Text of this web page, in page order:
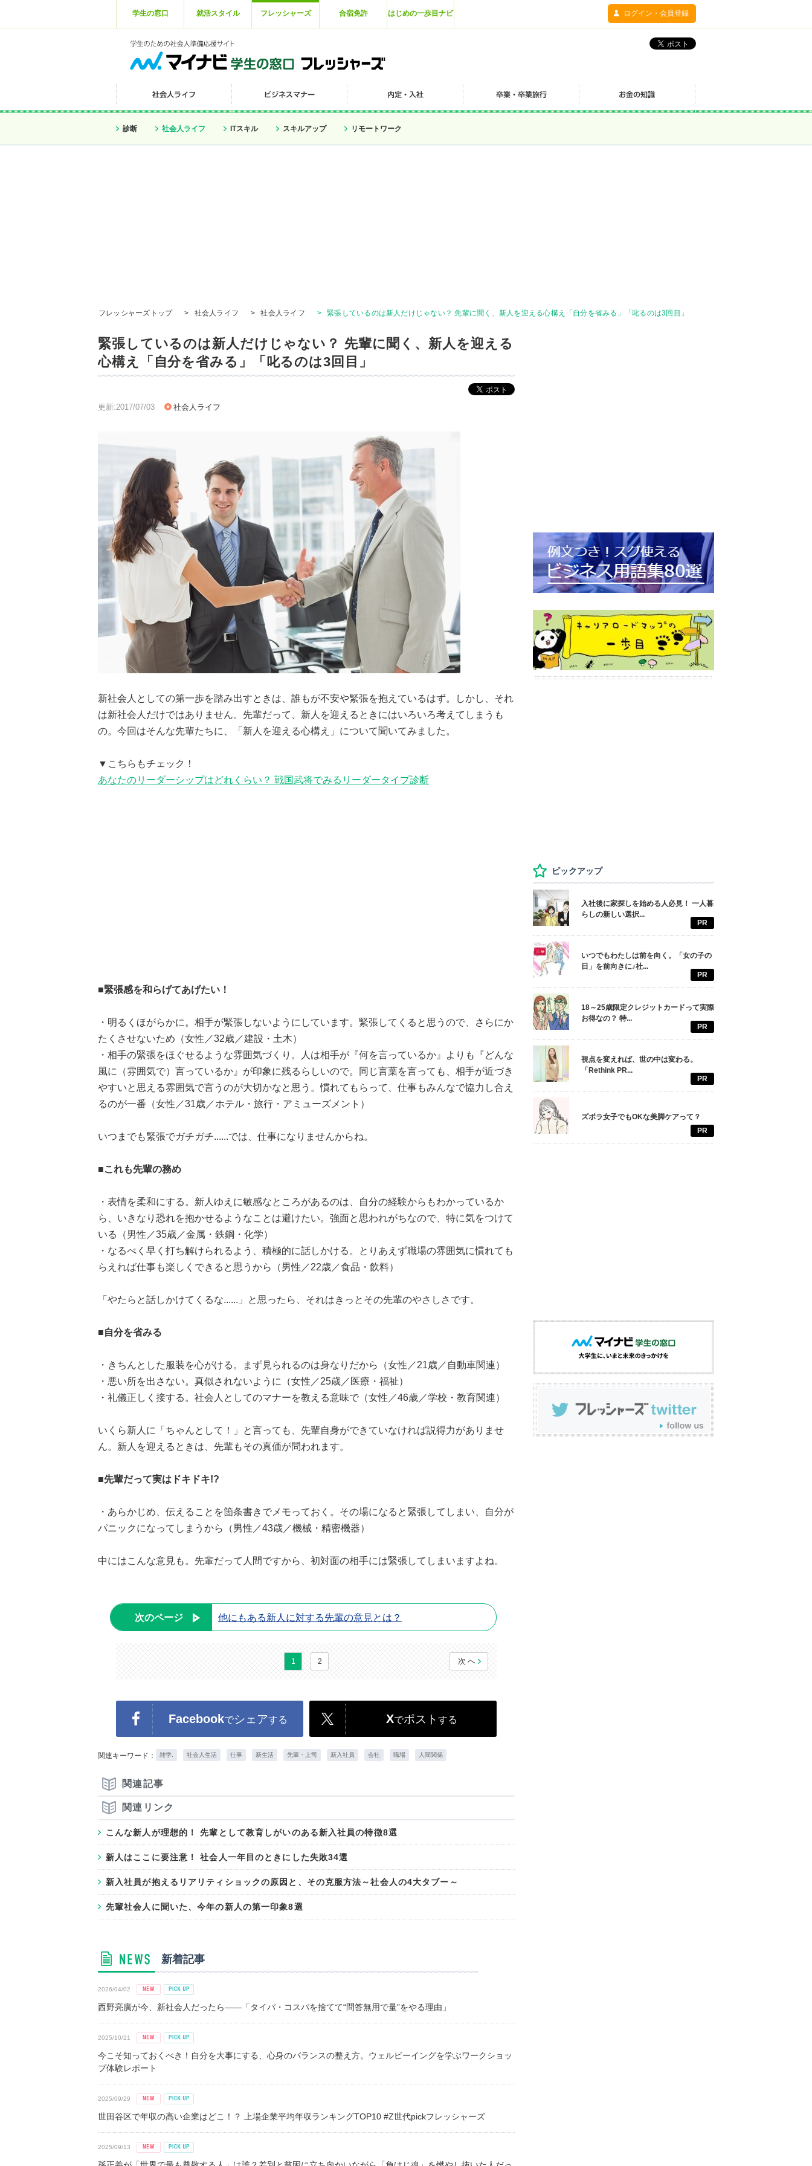
学生の窓口 就活スタイル フレッシャーズ 合宿免許 はじめの一歩目ナビ ログイン・会員登録
診断 社会人ライフ ITスキル スキルアップ リモートワーク
フレッシャーズトップ > 社会人ライフ > 社会人ライフ > 緊張しているのは新人だけじゃない？ 先輩に聞く、新人を迎える心構え「自分を省みる」「叱るのは3回目」
緊張しているのは新人だけじゃない？ 先輩に聞く、新人を迎える
心構え「自分を省みる」「叱るのは3回目」
更新:2017/07/03 社会人ライフ
新社会人としての第一歩を踏み出すときは、誰もが不安や緊張を抱えているはず。しかし、それ
は新社会人だけではありません。先輩だって、新人を迎えるときにはいろいろ考えてしまうも
の。今回はそんな先輩たちに、「新人を迎える心構え」について聞いてみました。
▼こちらもチェック！
あなたのリーダーシップはどれくらい？ 戦国武将でみるリーダータイプ診断
■緊張感を和らげてあげたい！
・明るくほがらかに。相手が緊張しないようにしています。緊張してくると思うので、さらにか
たくさせないため（女性／32歳／建設・土木）
・相手の緊張をほぐせるような雰囲気づくり。人は相手が『何を言っているか』よりも『どんな
風に（雰囲気で）言っているか』が印象に残るらしいので。同じ言葉を言っても、相手が近づき
やすいと思える雰囲気で言うのが大切かなと思う。慣れてもらって、仕事もみんなで協力し合え
るのが一番（女性／31歳／ホテル・旅行・アミューズメント）
いつまでも緊張でガチガチ......では、仕事になりませんからね。
■これも先輩の務め
・表情を柔和にする。新人ゆえに敏感なところがあるのは、自分の経験からもわかっているか
ら、いきなり恐れを抱かせるようなことは避けたい。強面と思われがちなので、特に気をつけて
いる（男性／35歳／金属・鉄鋼・化学）
・なるべく早く打ち解けられるよう、積極的に話しかける。とりあえず職場の雰囲気に慣れても
らえれば仕事も楽しくできると思うから（男性／22歳／食品・飲料）
「やたらと話しかけてくるな......」と思ったら、それはきっとその先輩のやさしさです。
■自分を省みる
・きちんとした服装を心がける。まず見られるのは身なりだから（女性／21歳／自動車関連）
・悪い所を出さない。真似されないように（女性／25歳／医療・福祉）
・礼儀正しく接する。社会人としてのマナーを教える意味で（女性／46歳／学校・教育関連）
いくら新人に「ちゃんとして！」と言っても、先輩自身ができていなければ説得力がありませ
ん。新人を迎えるときは、先輩もその真価が問われます。
■先輩だって実はドキドキ!?
・あらかじめ、伝えることを箇条書きでメモっておく。その場になると緊張してしまい、自分が
パニックになってしまうから（男性／43歳／機械・精密機器）
中にはこんな意見も。先輩だって人間ですから、初対面の相手には緊張してしまいますよね。
次のページ 他にもある新人に対する先輩の意見とは？
1 2 次へ
Facebookでシェアする Xでポスト する
関連キーワード： 雑学. 社会人生活 仕事 新生活 先輩・上司 新入社員 会社 職場 人間関係
関連記事
関連リンク
こんな新人が理想的！ 先輩として教育しがいのある新入社員の特徴8選
新人はここに要注意！ 社会人一年目のときにした失敗34選
新入社員が抱えるリアリティショックの原因と、その克服方法～社会人の4大タブー～
先輩社会人に聞いた、今年の新人の第一印象8選
新着記事
2026/04/02
西野亮廣が今、新社会人だったら――「タイパ・コスパを捨てて“問答無用で量”をやる理由」
2025/10/21
今こそ知っておくべき！自分を大事にする、心身のバランスの整え方。ウェルビーイングを学ぶワークショッ
プ体験レポート
2025/09/29
世田谷区で年収の高い企業はどこ！？ 上場企業平均年収ランキングTOP10 #Z世代pickフレッシャーズ
2025/09/13
ピックアップ
入社後に家探しを始める人必見！ 一人暮
らしの新しい選択...
PR
いつでもわたしは前を向く。「女の子の
日」を前向きに♪社...
PR
18～25歳限定クレジットカードって実際
お得なの？ 特...
PR
視点を変えれば、世の中は変わる。
「Rethink PR...
PR
ズボラ女子でもOKな美脚ケアって？
PR